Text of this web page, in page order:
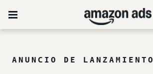
ANUNCIO DE LANZAMIENTO